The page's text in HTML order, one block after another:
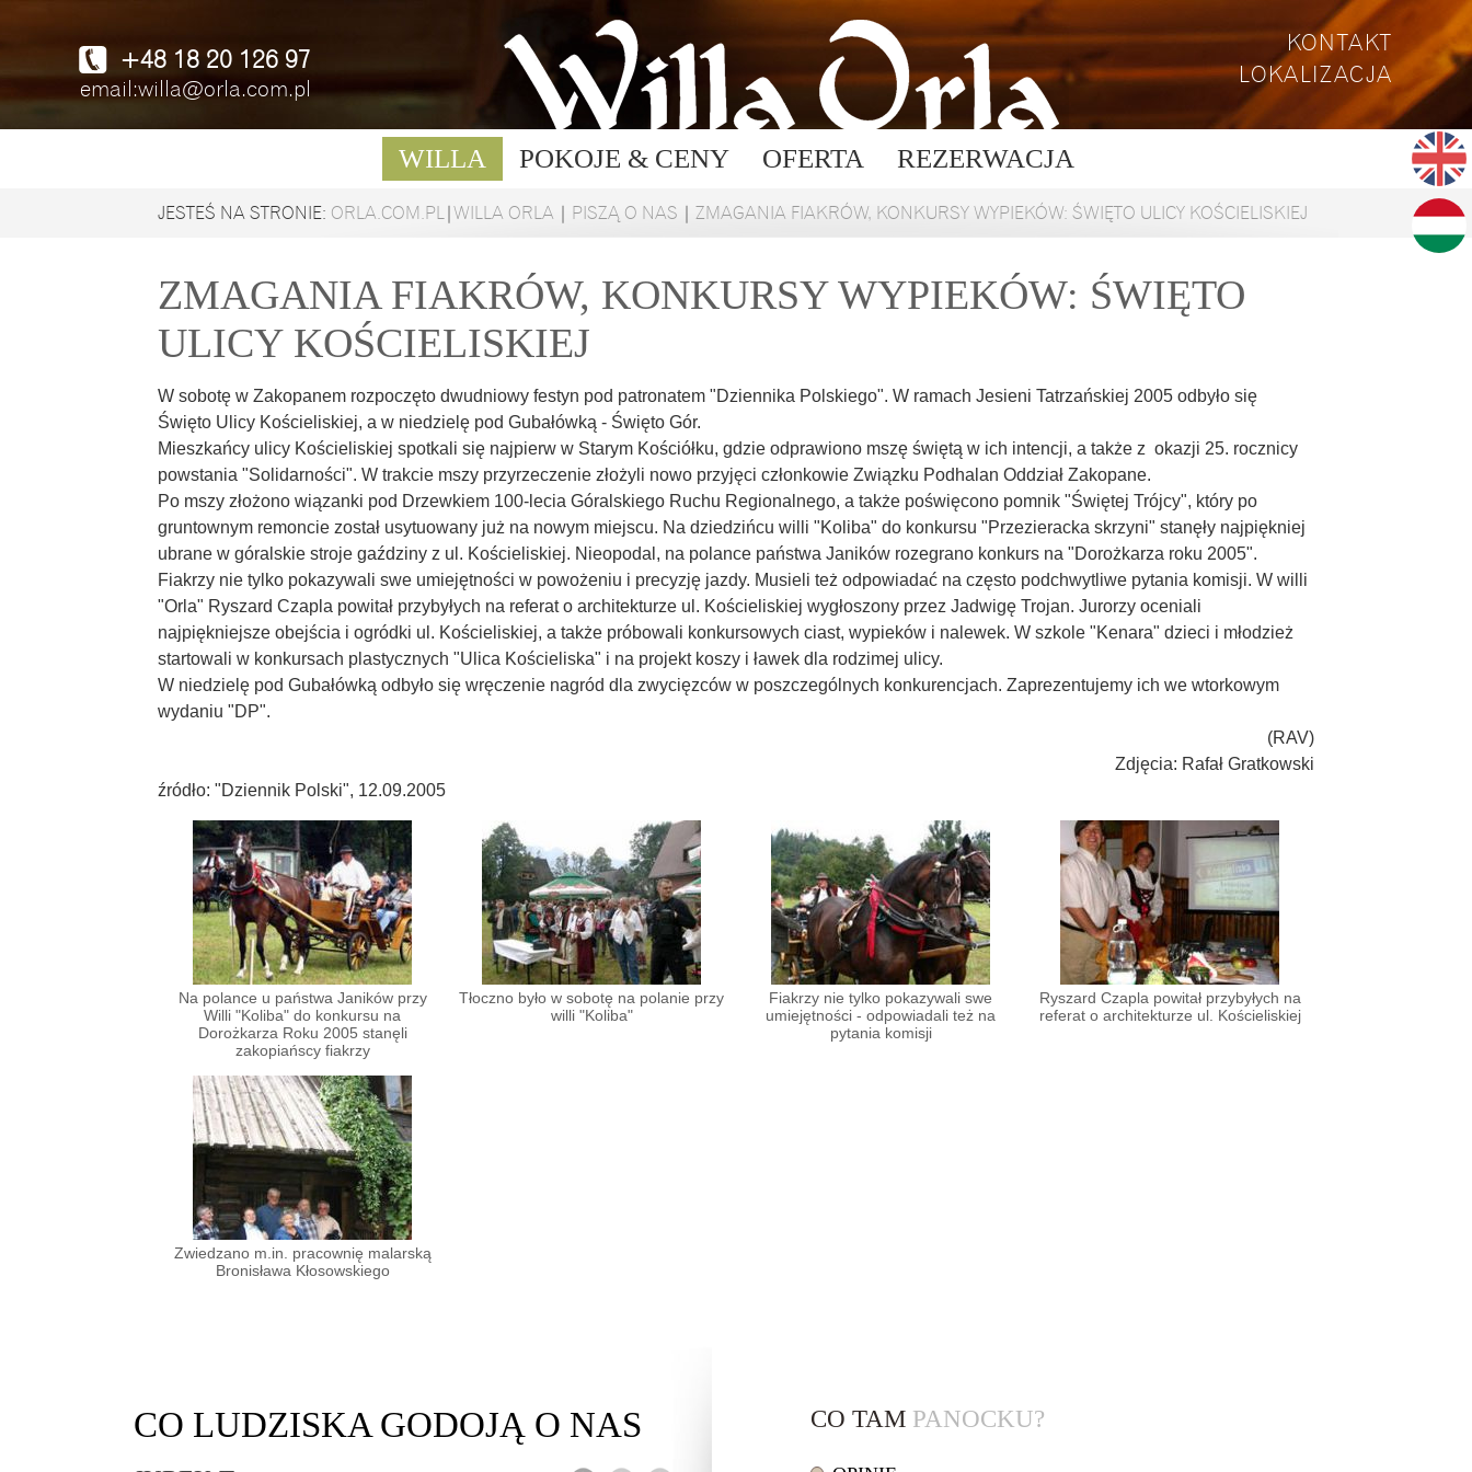
+48 18 20 126 97
email:willa@orla.com.pl
KONTAKT
LOKALIZACJA
WILLA POKOJE & CENY OFERTA REZERWACJA
ZMAGANIA FIAKRÓW, KONKURSY WYPIEKÓW: ŚWIĘTO
ULICY KOŚCIELISKIEJ
JESTEŚ NA STRONIE: ORLA.COM.PL WILLA ORLA PISZĄ O NAS ZMAGANIA FIAKRÓW, KONKURSY WYPIEKÓW: ŚWIĘTO ULICY KOŚCIELISKIEJ
W sobotę w Zakopanem rozpoczęto dwudniowy festyn pod patronatem "Dziennika Polskiego". W ramach Jesieni Tatrzańskiej 2005 odbyło się
Święto Ulicy Kościeliskiej, a w niedzielę pod Gubałówką - Święto Gór.
Mieszkańcy ulicy Kościeliskiej spotkali się najpierw w Starym Kościółku, gdzie odprawiono mszę świętą w ich intencji, a także z okazji 25. rocznicy
powstania "Solidarności". W trakcie mszy przyrzeczenie złożyli nowo przyjęci członkowie Związku Podhalan Oddział Zakopane.
Po mszy złożono wiązanki pod Drzewkiem 100-lecia Góralskiego Ruchu Regionalnego, a także poświęcono pomnik "Świętej Trójcy", który po
gruntownym remoncie został usytuowany już na nowym miejscu. Na dziedzińcu willi "Koliba" do konkursu "Przezieracka skrzyni" stanęły najpiękniej
ubrane w góralskie stroje gaździny z ul. Kościeliskiej. Nieopodal, na polance państwa Janików rozegrano konkurs na "Dorożkarza roku 2005".
Fiakrzy nie tylko pokazywali swe umiejętności w powożeniu i precyzję jazdy. Musieli też odpowiadać na często podchwytliwe pytania komisji. W willi
"Orla" Ryszard Czapla powitał przybyłych na referat o architekturze ul. Kościeliskiej wygłoszony przez Jadwigę Trojan. Jurorzy oceniali
najpiękniejsze obejścia i ogródki ul. Kościeliskiej, a także próbowali konkursowych ciast, wypieków i nalewek. W szkole "Kenara" dzieci i młodzież
startowali w konkursach plastycznych "Ulica Kościeliska" i na projekt koszy i ławek dla rodzimej ulicy.
W niedzielę pod Gubałówką odbyło się wręczenie nagród dla zwycięzców w poszczególnych konkurencjach. Zaprezentujemy ich we wtorkowym
wydaniu "DP".
(RAV)
Zdjęcia: Rafał Gratkowski
źródło: "Dziennik Polski", 12.09.2005
Na polance u państwa Janików przy
Willi "Koliba" do konkursu na
Dorożkarza Roku 2005 stanęli
zakopiańscy fiakrzy
Tłoczno było w sobotę na polanie przy
willi "Koliba"
Fiakrzy nie tylko pokazywali swe
umiejętności - odpowiadali też na
pytania komisji
Ryszard Czapla powitał przybyłych na
referat o architekturze ul. Kościeliskiej
Zwiedzano m.in. pracownię malarską
Bronisława Kłosowskiego
CO LUDZISKA GODOJĄ O NAS CO TAM PANOCKU?